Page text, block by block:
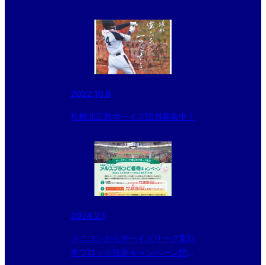
2022.10.9
札幌北広島ボーイズ団員募集中！
2024.2.1
メニコンからボーイズリーグ東日
本ブロック限定キャンペーン開催